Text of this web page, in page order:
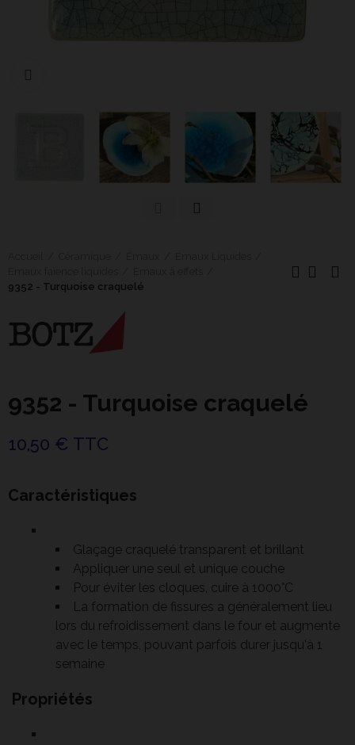
9352 - Turquoise craquelé
9352 - Turquoise craquelé
10,50 € TTC
Caractéristiques
Glaçage craquelé transparent et brillant
Appliquer une seul et unique couche
Pour éviter les cloques, cuire à 1000°C
La formation de fissures a généralement lieu
lors du refroidissement dans le four et augmente
avec le temps, pouvant parfois durer jusqu'à 1
semaine
Propriétés